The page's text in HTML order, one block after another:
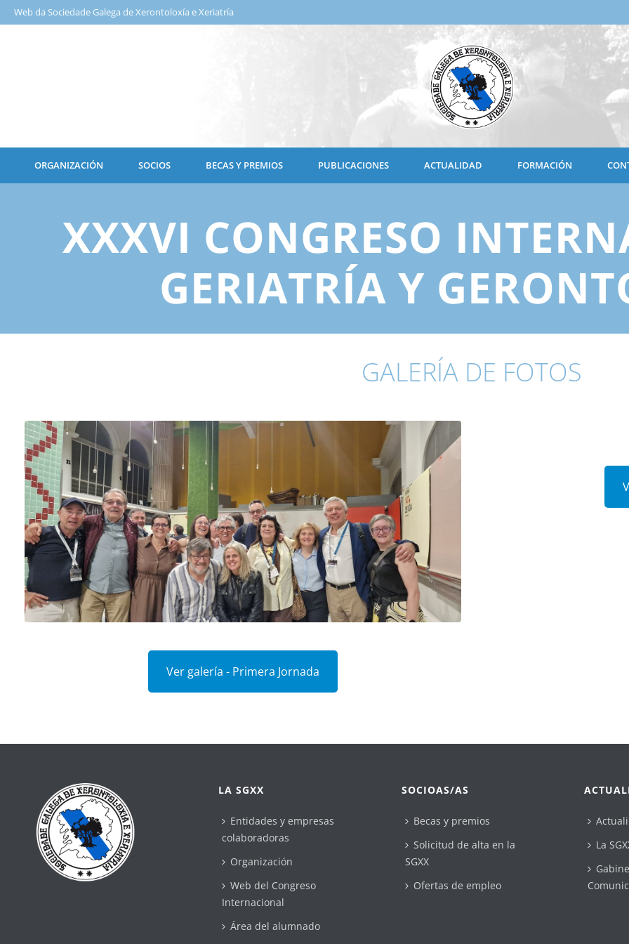
Web da Sociedade Galega de Xerontoloxía e Xeriatría
ORGANIZACIÓN SOCIOS BECAS Y PREMIOS PUBLICACIONES ACTUALIDAD FORMACIÓN
XXXVI CONGRESO
GERIATRÍA Y
GALERÍA DE FOTOS
Ver galería - Primera Jornada
LA SGXX
Entidades y empresas
colaboradoras
Organización
Web del Congreso
Internacional
Área del alumnado
SOCIOAS/AS
Becas y premios
Solicitud de alta en la
SGXX
Ofertas de empleo
La